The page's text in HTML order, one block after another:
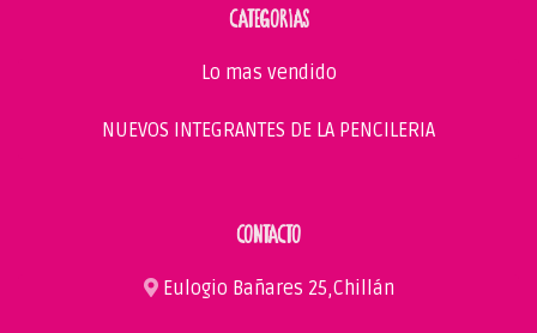
CATEGORIAS
Lo mas vendido
NUEVOS INTEGRANTES DE LA PENCILERIA
CONTACTO
Eulogio Bañares 25,Chillán